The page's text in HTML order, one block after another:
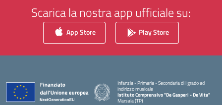
Scarica la nostra app ufficiale su:
App Store Play Store
Infanzia - Primaria - Secondaria di I grado ad
indirizzo musicale
Istituto Comprensivo "De Gasperi - De Vita"
Marsala (TP)